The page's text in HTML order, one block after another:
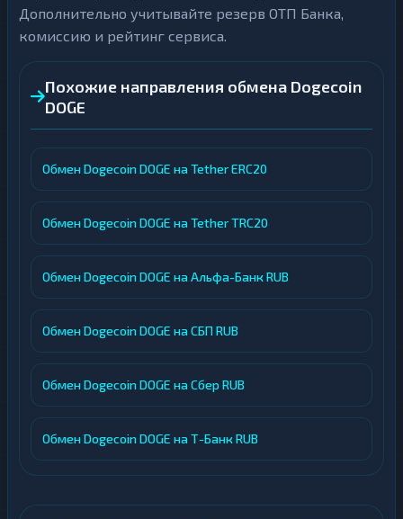
Дополнительно учитывайте резерв ОТП Банка,
комиссию и рейтинг сервиса.
Похожие направления обмена Dogecoin
DOGE
Обмен Dogecoin DOGE на Tether ERC20
Обмен Dogecoin DOGE на Tether TRC20
Обмен Dogecoin DOGE на Альфа-Банк RUB
Обмен Dogecoin DOGE на СБП RUB
Обмен Dogecoin DOGE на Сбер RUB
Обмен Dogecoin DOGE на Т-Банк RUB